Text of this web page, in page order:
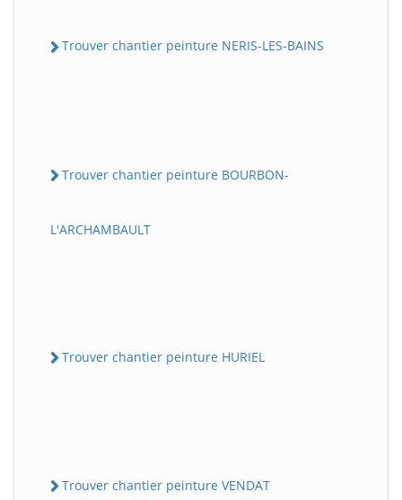
Trouver chantier peinture NERIS-LES-BAINS
Trouver chantier peinture BOURBON-
L'ARCHAMBAULT
Trouver chantier peinture HURIEL
Trouver chantier peinture VENDAT